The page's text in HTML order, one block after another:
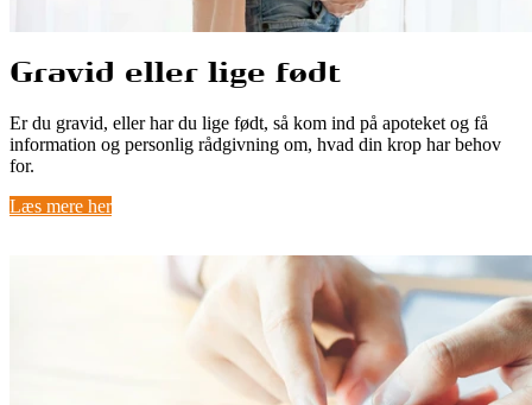
Gravid eller lige født
Er du gravid, eller har du lige født, så kom ind på apoteket og få
information og personlig rådgivning om, hvad din krop har behov
for.
Læs mere her